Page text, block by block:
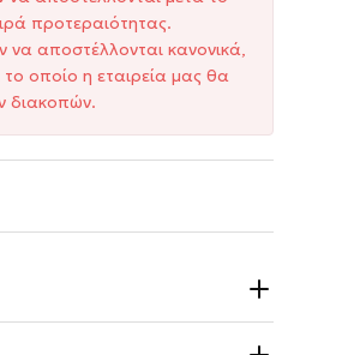
προτεραιότητας.
να αποστέλλονται κανονικά,
οποίο η εταιρεία μας θα
διακοπών.